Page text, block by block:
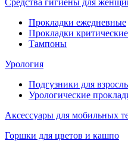
Средства гигиены для
Прокладки ежедневные
Прокладки критические
Тампоны
Урология
Подгузники для
Урологические
Аксессуары для мобильных
Горшки для цветов и кашпо